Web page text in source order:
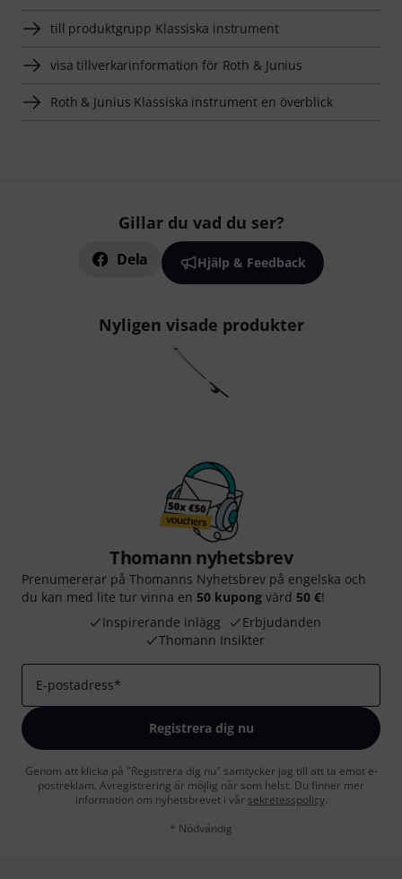
till produktgrupp Klassiska instrument
visa tillverkarinformation för Roth & Junius
Roth & Junius Klassiska instrument en överblick
Gillar du vad du ser?
Dela Hjälp & Feedback
Nyligen visade produkter
Thomann nyhetsbrev
Prenumererar på Thomanns Nyhetsbrev på engelska och
du kan med lite tur vinna en 50 kupong värd 50 €!
Inspirerande inlägg
Erbjudanden
Thomann Insikter
E-postadress*
Registrera dig nu
Genom att klicka på "Registrera dig nu" samtycker jag till att ta emot e-
postreklam. Avregistrering är möjlig när som helst. Du finner mer
information om nyhetsbrevet i vår sekretesspolicy.
* Nödvändig